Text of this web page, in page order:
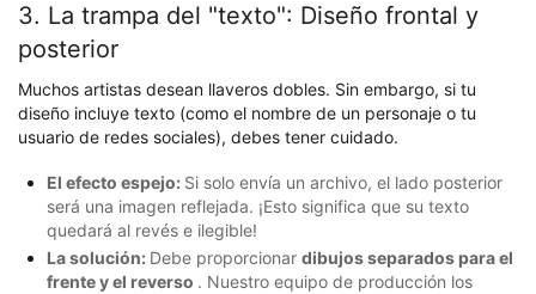
3. La trampa del "texto": Diseño frontal y
posterior
Muchos artistas desean llaveros dobles. Sin embargo, si tu
diseño incluye texto (como el nombre de un personaje o tu
usuario de redes sociales), debes tener cuidado.
El efecto espejo: Si solo envía un archivo, el lado posterior
será una imagen reflejada. ¡Esto significa que su texto
quedará al revés e ilegible!
La solución: Debe proporcionar dibujos separados para el
frente y el reverso . Nuestro equipo de producción los